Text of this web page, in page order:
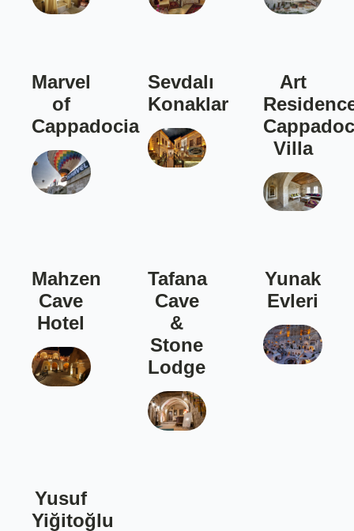
Marvel
of
Cappadocia
Sevdalı
Konaklar
Art
Villa
Mahzen
Cave
Hotel
Tafana
Cave
&
Stone
Lodge
Yunak
Evleri
Yusuf
Yiğitoğlu